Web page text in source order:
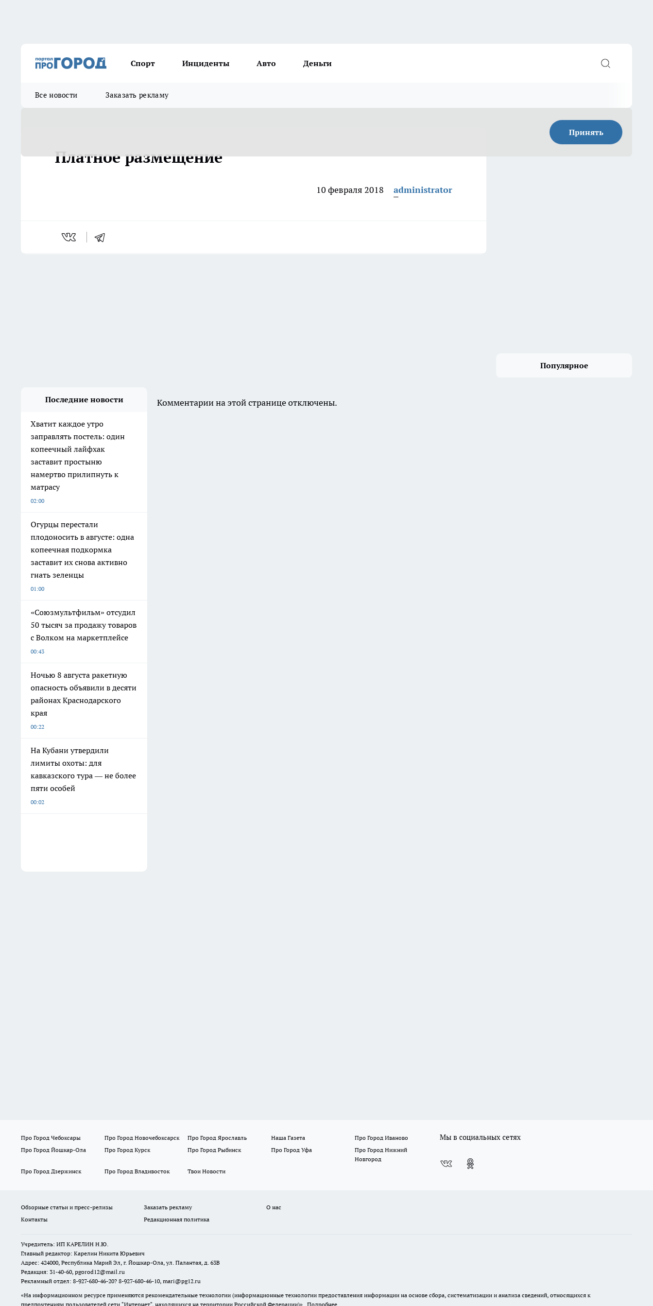
Спорт Инциденты Авто Деньги
Все новости Заказать рекламу
Принять
Платное размещение
10 февраля 2018 administrator
Популярное
Последние новости
Хватит каждое утро
заправлять постель: один
копеечный лайфхак
заставит простыню
намертво прилипнуть к
матрасу
02:00
Огурцы перестали
плодоносить в августе: одна
копеечная подкормка
заставит их снова активно
гнать зеленцы
01:00
«Союзмультфильм» отсудил
50 тысяч за продажу товаров
с Волком на маркетплейсе
00:43
Ночью 8 августа ракетную
опасность объявили в десяти
районах Краснодарского
края
00:22
На Кубани утвердили
лимиты охоты: для
кавказского тура — не более
пяти особей
00:02
Комментарии на этой странице отключены.
Про Город Чебоксары Про Город Новочебоксарск Про Город Ярославль Наша Газета
Про Город Иваново
Про Город Йошкар-Ола
Про Город Курск Про Город Рыбинск Про Город Уфа
Про Город Нижний
Новгород
Про Город Дзержинск
Про Город Владивосток Твои Новости
Мы в социальных сетях
Обзорные статьи и пресс-релизы Заказать рекламу
О нас
Контакты
Редакционная политика
Учредитель: ИП КАРЕЛИН Н.Ю.
Главный редактор: Карелин Никита Юрьевич
Адрес: 424000, Республика Марий Эл, г. Йошкар-Ола, ул. Палантая, д. 63В
Редакция: 31-40-60, pgorod12@mail.ru
Рекламный отдел: 8-927-680-46-20? 8-927-680-46-10, mari@pg12.ru
«На информационном ресурсе применяются рекомендательные технологии (информационные технологии предоставления информации на основе сбора, систематизации и анализа сведений, относящихся к
предпочтениям пользователей сети "Интернет", находящихся на территории Российской Федерации)». Подробнее